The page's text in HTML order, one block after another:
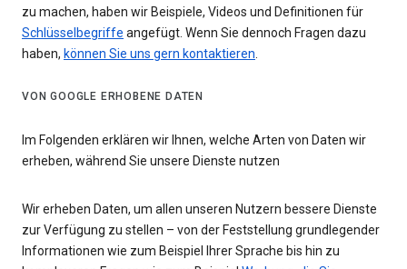
zu machen, haben wir Beispiele, Videos und Definitionen für
Schlüsselbegriffe angefügt. Wenn Sie dennoch Fragen dazu
haben, können Sie uns gern kontaktieren.
VON GOOGLE ERHOBENE DATEN
Im Folgenden erklären wir Ihnen, welche Arten von Daten wir
erheben, während Sie unsere Dienste nutzen
Wir erheben Daten, um allen unseren Nutzern bessere Dienste
zur Verfügung zu stellen – von der Feststellung grundlegender
Informationen wie zum Beispiel Ihrer Sprache bis hin zu